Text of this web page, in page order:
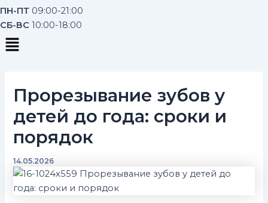
ПН-ПТ 09:00-21:00
CБ-ВС 10:00-18:00
Меню
Прорезывание зубов у
детей до года: сроки и
порядок
14.05.2026